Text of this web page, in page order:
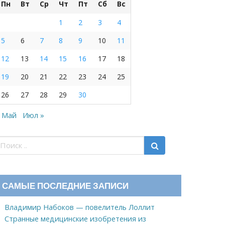
Пн Вт Ср Чт Пт Сб
Вс
1
2 3
4
5
6 7 8 9 10
11
12
13 14 15 16 17
18
19
20 21 22 23 24
25
26
27 28 29 30
Май Июл »
САМЫЕ ПОСЛЕДНИЕ ЗАПИСИ
Владимир Набоков — повелитель Лоллит
Странные медицинские изобретения из